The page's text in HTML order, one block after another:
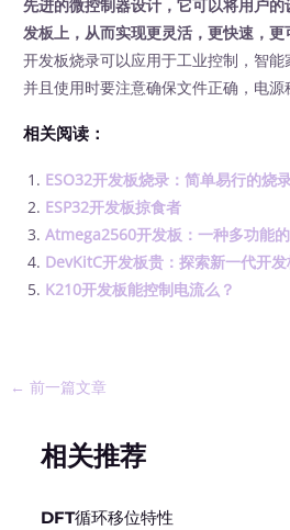
先进的微控制器设计，它可以将用户
发板上，从而实现更灵活，更快速，更
开发板烧录可以应用于工业控制，智能
并且使用时要注意确保文件正确，电源
相关阅读：
ESO32开发板烧录：简单易行的烧
ESP32开发板掠食者
Atmega2560开发板：一种多功能
DevKitC开发板贵：探索新一代开发
K210开发板能控制电流么？
← 前一篇文章
相关推荐
DFT循环移位特性